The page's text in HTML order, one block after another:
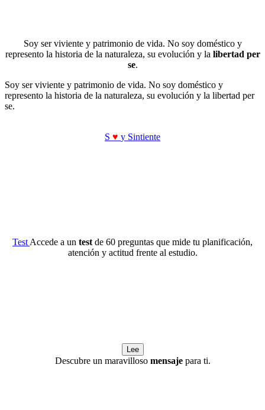
Soy ser viviente y patrimonio de vida. No soy doméstico y
represento la historia de la naturaleza, su evolución y la libertad per
se.
Soy ser viviente y patrimonio de vida. No soy doméstico y
represento la historia de la naturaleza, su evolución y la libertad per
se.
S ♥ y Sintiente
Test Accede a un test de 60 preguntas que mide tu planificación,
atención y actitud frente al estudio.
Lee
Descubre un maravilloso mensajepara ti.